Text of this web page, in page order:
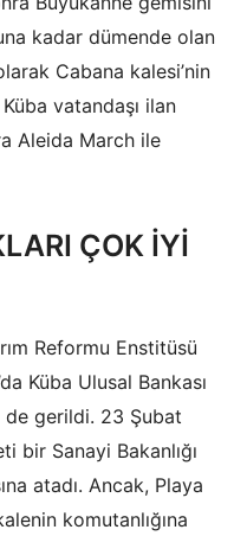
kadar dümende olan
Cabana kalesi’nin
Küba vatandaşı ilan
Aleida March ile
ÇOK İYİ
Reformu Enstitüsü
Küba Ulusal Bankası
de gerildi. 23 Şubat
bir Sanayi Bakanlığı
atadı. Ancak, Playa
komutanlığına